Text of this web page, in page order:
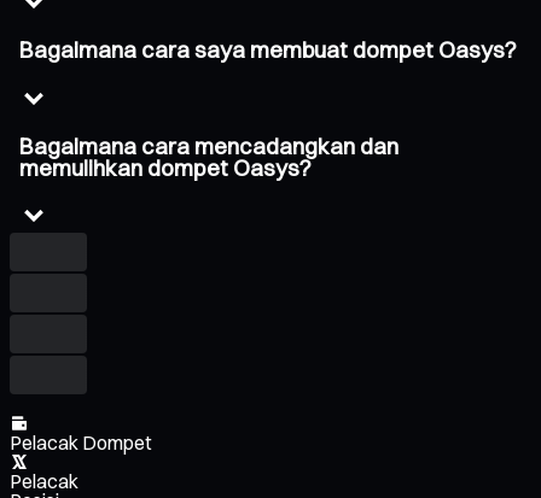
Bagaimana cara saya membuat dompet Oasys?
Bagaimana cara mencadangkan dan
memulihkan dompet Oasys?
Pelacak Dompet
Pelacak